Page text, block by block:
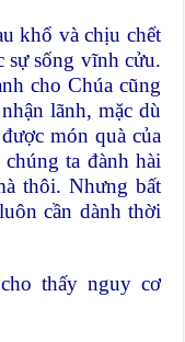
khổ và chịu chết
sự sống vĩnh cửu.
cho Chúa cũng
lãnh, mặc dù
món quà của
ta đành hài
thôi. Nhưng bất
cần dành thời
thấy nguy cơ